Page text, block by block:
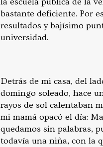
bastante deficiente. Por
resultados y bajísimo
universidad.
Detrás de mi casa, del
domingo soleado, hace
rayos de sol calentaban
mi mamá opacó el día:
quedamos sin palabras,
todavía una niña, con la